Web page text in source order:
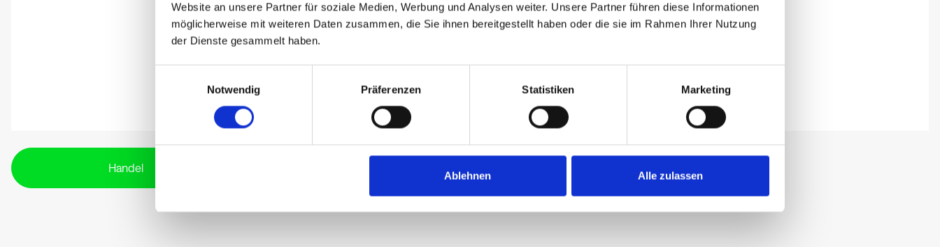
Website an unsere Partner für soziale Medien, Werbung und Analysen weiter. Unsere Partner führen diese Informationen
möglicherweise mit weiteren Daten zusammen, die Sie ihnen bereitgestellt haben oder die sie im Rahmen Ihrer Nutzung
der Dienste gesammelt haben.
Notwendig
Präferenzen Statistiken Marketing
Ablehnen Alle zulassen
Handel